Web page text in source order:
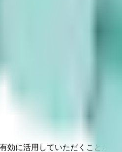
に活用していただくことが